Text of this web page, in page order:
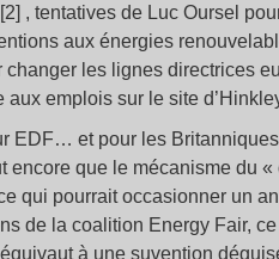
, tentatives de Luc Oursel
aux énergies
changer les lignes directrices
aux emplois sur le site
EDF… et pour les
encore que le mécanisme du
qui pourrait occasionner un
de la coalition Energy Fair,
à une suvention